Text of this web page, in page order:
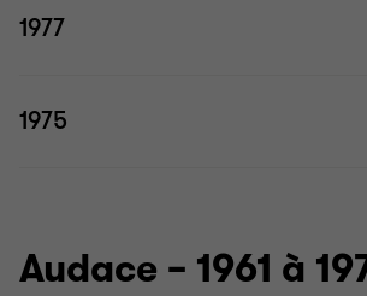
1977
1975
Audace – 1961 à